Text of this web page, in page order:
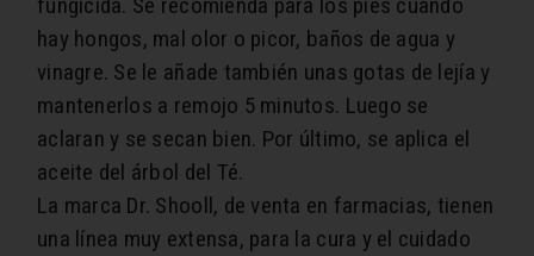
hay hongos, mal olor o picor, baños de agua y
vinagre. Se le añade también unas gotas de lejía y
mantenerlos a remojo 5 minutos. Luego se
aclaran y se secan bien. Por último, se aplica el
aceite del árbol del Té.
La marca Dr. Shooll, de venta en farmacias, tienen
una línea muy extensa, para la cura y el cuidado